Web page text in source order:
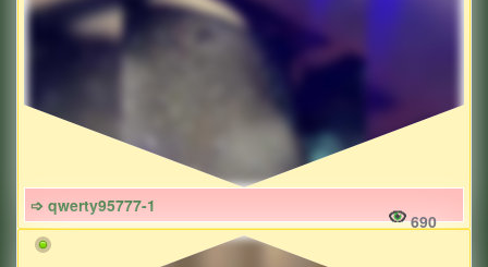
➩ qwerty95777-1
690